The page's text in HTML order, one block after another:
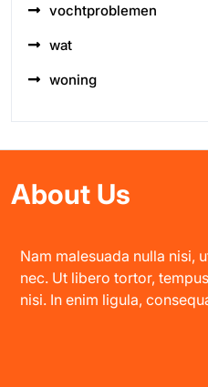
vochtproblemen
wat
woning
About Us
Nam malesuada nulla nisi,
nec. Ut libero tortor,
nisi. In enim ligula,